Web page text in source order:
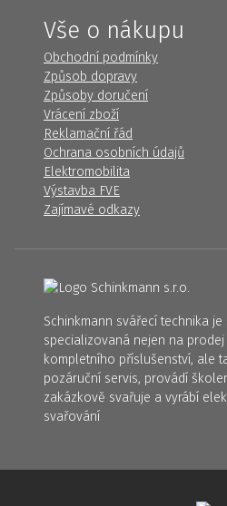
Vše o nákupu
Obchodní podmínky
Způsob dopravy
Způsoby doručení
Vrácení zboží
Reklamační řád
Ochrana osobních údajů
Elektromobilita
Výstavba FVE
Zajímavé odkazy
Schinkmann svářecí technika
specializovaná nejen na
kompletního příslušenství, ale
pozáruční servis, provádí
zakázkově svařuje a vyrábí
svařování